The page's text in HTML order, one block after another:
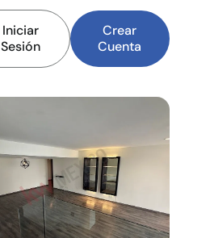
Iniciar
Sesión
Crear
Cuenta